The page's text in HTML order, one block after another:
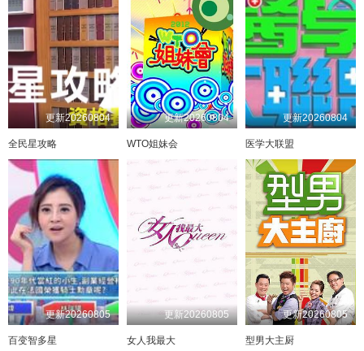
20250622 20250629 20250706 20250713
20250720 20250727 20250803 20250809
20250817 20250824 20250831 20250907
20250914 20250921 20250928 20251005
20251012 20251019 20251026 20251102
20251109 20251123 20251130
20251207 20251214 20251221 20251228
20260104 20260111 20260118 20260125
20260215 20260222 20260301 20260308
20260315 20260322 20260329 20260405
20260412 20260419 20260426 20260503
20260510 20260517 20260524 20260531
20260607 20260614 20260621 20260628
20260705 20260719 20260726
20260802
20241124 20241201 20241215 20241222
20250105 20250112 20250119 20250126
20250202 20250302 20250309 20250316
20250323 20250406 20250420 20250427
20250504 20250525 20250601 20250608
20250615 20250713 20250720
20250817 20250824 20250831 20250907
20250914 20250921 20250928 20251005
20251012 20251019 20251102 20251116
20251123 20251130 20251207 20251214
20251221 20251228 20260104 20260201
更新20260804
全民星攻略
更新20260804
WTO姐妹会
更新20260804
医学大联盟
更新20260805
百变智多星
更新20260805
女人我最大
更新20260805
型男大主厨